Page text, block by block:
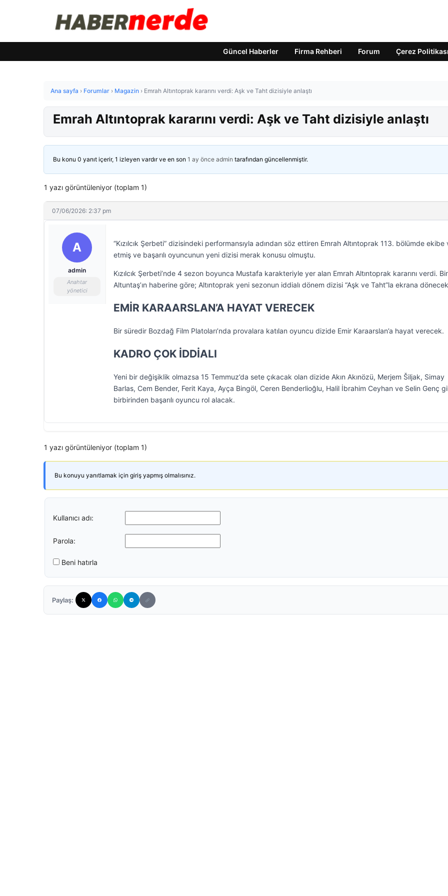
Güncel Haberler Firma Rehberi Forum Çerez Politikası
Ana sayfa › Forumlar › Magazin › Emrah Altıntoprak kararını verdi: Aşk ve Taht dizisiyle anlaştı
Emrah Altıntoprak kararını verdi: Aşk ve Taht dizisiyle anlaştı
Bu konu 0 yanıt içerir, 1 izleyen vardır ve en son 1 ay önce admin tarafından güncellenmiştir.
1 yazı görüntüleniyor (toplam 1)
07/06/2026: 2:37 pm
A
admin
Anahtar
yönetici
“Kızılcık Şerbeti” dizisindeki performansıyla adından söz ettiren Emrah Altıntoprak 113. bölümde ekibe
etmiş ve başarılı oyuncunun yeni dizisi merak konusu olmuştu.
Kızılcık Şerbeti’nde 4 sezon boyunca Mustafa karakteriyle yer alan Emrah Altıntoprak kararını verdi.
Altuntaş’ın haberine göre; Altıntoprak yeni sezonun iddialı dönem dizisi “Aşk ve Taht”la ekrana
EMİR KARAARSLAN’A HAYAT VERECEK
Bir süredir Bozdağ Film Platoları’nda provalara katılan oyuncu dizide Emir Karaarslan’a hayat verecek.
KADRO ÇOK İDDİALI
Yeni bir değişiklik olmazsa 15 Temmuz’da sete çıkacak olan dizide Akın Akınözü, Merjem Šiljak, Simay
Barlas, Cem Bender, Ferit Kaya, Ayça Bingöl, Ceren Benderlioğlu, Halil İbrahim Ceyhan ve Selin Genç
birbirinden başarılı oyuncu rol alacak.
1 yazı görüntüleniyor (toplam 1)
Bu konuyu yanıtlamak için giriş yapmış olmalısınız.
Kullanıcı adı:
Parola:
Beni hatırla
Paylaş: